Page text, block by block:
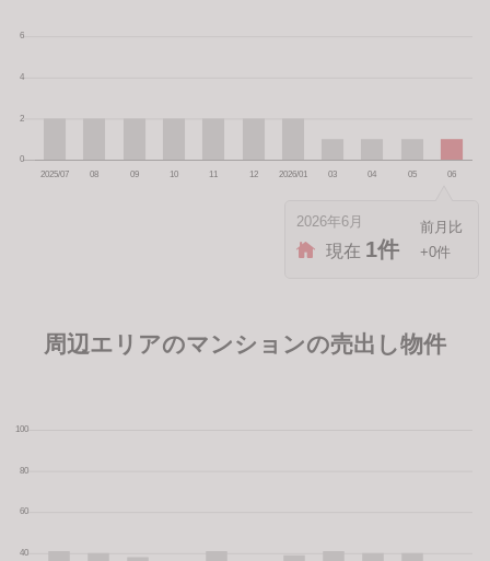
2026年6月
現在 1件 +0件
周辺エリアのマンションの売出し物件